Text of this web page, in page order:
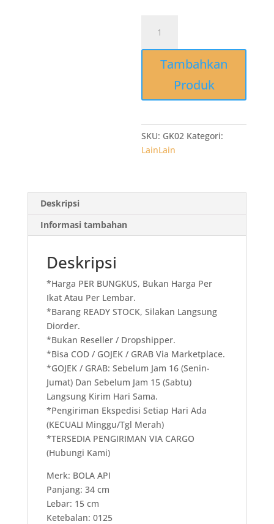
Kantong
Plastik
Merah
x
34
Kresek
GK02
Tambahkan
Produk
SKU: GK02 Kategori:
LainLain
Deskripsi
Informasi tambahan
Deskripsi
*Harga PER BUNGKUS, Bukan Harga Per
Ikat Atau Per Lembar.
*Barang READY STOCK, Silakan Langsung
Diorder.
*Bukan Reseller / Dropshipper.
*Bisa COD / GOJEK / GRAB Via Marketplace.
*GOJEK / GRAB: Sebelum Jam 16 (Senin-
Jumat) Dan Sebelum Jam 15 (Sabtu)
Langsung Kirim Hari Sama.
*Pengiriman Ekspedisi Setiap Hari Ada
(KECUALI Minggu/Tgl Merah)
*TERSEDIA PENGIRIMAN VIA CARGO
(Hubungi Kami)
Merk: BOLA API
Panjang: 34 cm
Lebar: 15 cm
Ketebalan: 0125